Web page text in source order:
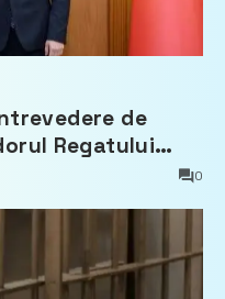
de
Regatului
0